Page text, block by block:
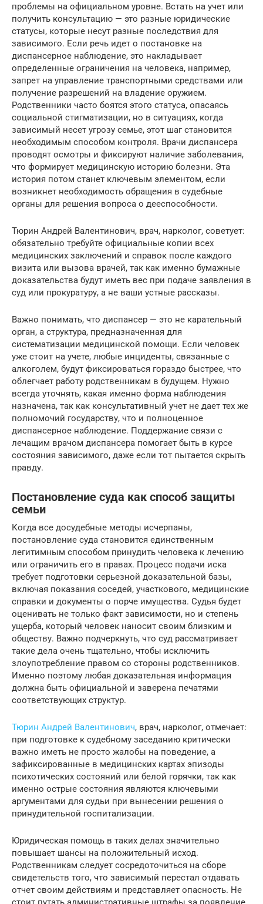
проблемы на официальном уровне. Встать на учет или
получить консультацию — это разные юридические
статусы, которые несут разные последствия для
зависимого. Если речь идет о постановке на
диспансерное наблюдение, это накладывает
определенные ограничения на человека, например,
запрет на управление транспортными средствами или
получение разрешений на владение оружием.
Родственники часто боятся этого статуса, опасаясь
социальной стигматизации, но в ситуациях, когда
зависимый несет угрозу семье, этот шаг становится
необходимым способом контроля. Врачи диспансера
проводят осмотры и фиксируют наличие заболевания,
что формирует медицинскую историю болезни. Эта
история потом станет ключевым элементом, если
возникнет необходимость обращения в судебные
органы для решения вопроса о дееспособности.
Тюрин Андрей Валентинович, врач, нарколог, советует:
обязательно требуйте официальные копии всех
медицинских заключений и справок после каждого
визита или вызова врачей, так как именно бумажные
доказательства будут иметь вес при подаче заявления в
суд или прокуратуру, а не ваши устные рассказы.
Важно понимать, что диспансер — это не карательный
орган, а структура, предназначенная для
систематизации медицинской помощи. Если человек
уже стоит на учете, любые инциденты, связанные с
алкоголем, будут фиксироваться гораздо быстрее, что
облегчает работу родственникам в будущем. Нужно
всегда уточнять, какая именно форма наблюдения
назначена, так как консультативный учет не дает тех же
полномочий государству, что и полноценное
диспансерное наблюдение. Поддержание связи с
лечащим врачом диспансера помогает быть в курсе
состояния зависимого, даже если тот пытается скрыть
правду.
Постановление суда как способ защиты
семьи
Когда все досудебные методы исчерпаны,
постановление суда становится единственным
легитимным способом принудить человека к лечению
или ограничить его в правах. Процесс подачи иска
требует подготовки серьезной доказательной базы,
включая показания соседей, участкового, медицинские
справки и документы о порче имущества. Судья будет
оценивать не только факт зависимости, но и степень
ущерба, который человек наносит своим близким и
обществу. Важно подчеркнуть, что суд рассматривает
такие дела очень тщательно, чтобы исключить
злоупотребление правом со стороны родственников.
Именно поэтому любая доказательная информация
должна быть официальной и заверена печатями
соответствующих структур.
Тюрин Андрей Валентинович, врач, нарколог, отмечает:
при подготовке к судебному заседанию критически
важно иметь не просто жалобы на поведение, а
зафиксированные в медицинских картах эпизоды
психотических состояний или белой горячки, так как
именно острые состояния являются ключевыми
аргументами для судьи при вынесении решения о
принудительной госпитализации.
Юридическая помощь в таких делах значительно
повышает шансы на положительный исход.
Родственникам следует сосредоточиться на сборе
свидетельств того, что зависимый перестал отдавать
отчет своим действиям и представляет опасность. Не